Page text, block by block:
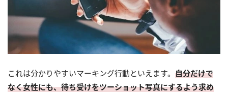
これは分かりやすいマーキング行動といえます。 自分だけで
なく女性にも、待ち受けをツーショット写真にするよう求め